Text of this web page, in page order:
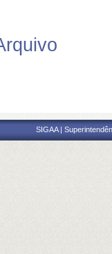
SIGAA |